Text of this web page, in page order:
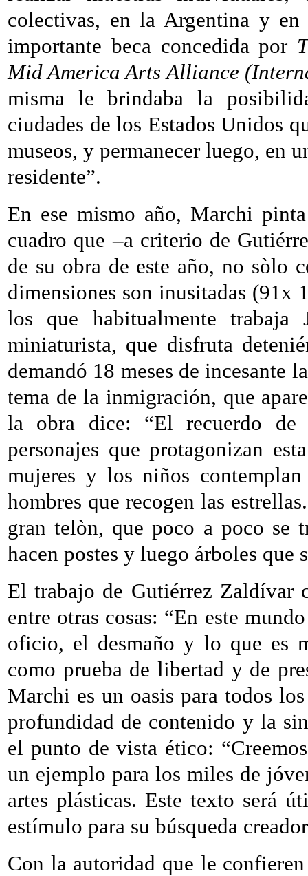
colectivas, en la Argentina y
importante beca concedida por
Mid America Arts Alliance
misma le brindaba la
ciudades de los Estados Unidos
museos, y permanecer luego, en
residente”.
En ese mismo año, Marchi
cuadro que –a criterio de
de su obra de este año, no sòlo
dimensiones son inusitadas (91x
los que habitualmente trabaja
miniaturista, que disfruta
demandó 18 meses de incesante
tema de la inmigración, que
la obra dice: “El recuerdo de
personajes que protagonizan
mujeres y los niños
hombres que recogen las
gran telòn, que poco a poco se
hacen postes y luego árboles que
El trabajo de Gutiérrez Zaldívar
entre otras cosas: “En este
oficio, el desmaño y lo que es
como prueba de libertad y de
Marchi es un oasis para todos
profundidad de contenido y la
el punto de vista ético:
un ejemplo para los miles de
artes plásticas. Este texto será
estímulo para su búsqueda
Con la autoridad que le